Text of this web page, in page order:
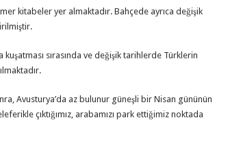
kitabeler yer almaktadır. Bahçede ayrıca değişik
sırasında ve değişik tarihlerde Türklerin
Avusturya’da az bulunur güneşli bir Nisan gününün
çıktığımız, arabamızı park ettiğimiz noktada